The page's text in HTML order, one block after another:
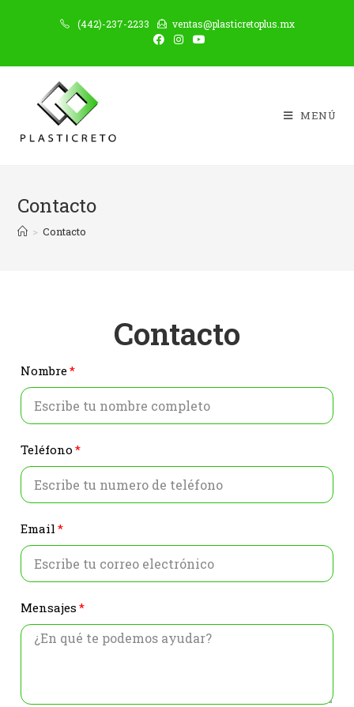
(442)-237-2233 ventas@plasticretoplus.mx
MENÚ
Contacto
> Contacto
Contacto
Nombre
Teléfono
Email
Mensajes